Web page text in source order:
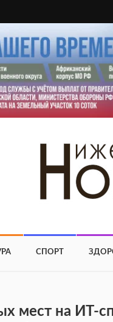
СПОРТ
мест на ИТ-